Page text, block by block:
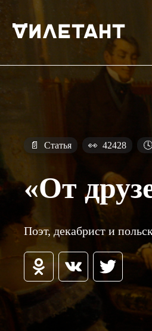
📄 Статья 👀 42428 🕓
«От
Поэт, декабрист и